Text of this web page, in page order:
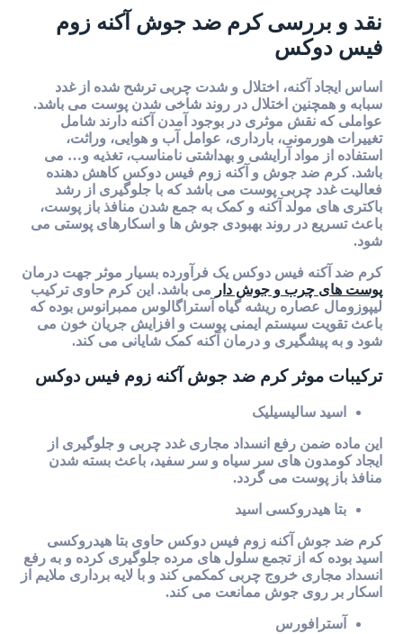
نقد و بررسی کرم ضد جوش آکنه زوم
فیس دوکس
اساس ایجاد آکنه، اختلال و شدت چربی ترشح شده از غدد
سبابه و همچنین اختلال در روند شاخی شدن پوست می باشد.
عواملی که نقش موثری در بوجود آمدن آکنه دارند شامل
تغییرات هورمونی، بارداری، عوامل آب و هوایی، وراثت،
استفاده از مواد آرایشی و بهداشتی نامناسب، تغذیه و… می
باشد. کرم ضد جوش و آکنه زوم فیس دوکس کاهش دهنده
فعالیت غدد چربی پوست می باشد که با جلوگیری از رشد
باکتری های مولد آکنه و کمک به جمع شدن منافذ باز پوست،
باعث تسریع در روند بهبودی جوش ها و اسکارهای پوستی می
شود.
کرم ضد آکنه فیس دوکس یک فرآورده بسیار موثر جهت درمان
پوست های چرب و جوش دار می باشد. این کرم حاوی ترکیب
لیپوزومال عصاره ریشه گیاه آستراگالوس ممبرانوس بوده که
باعث تقویت سیستم ایمنی پوست و افزایش جریان خون می
شود و به پیشگیری و درمان آکنه کمک شایانی می کند.
ترکیبات موثر کرم ضد جوش آکنه زوم فیس دوکس
اسید سالیسیلیک
این ماده ضمن رفع انسداد مجاری غدد چربی و جلوگیری از
ایجاد کومدون های سر سیاه و سر سفید، باعث بسته شدن
منافذ باز پوست می گردد.
بتا هیدروکسی اسید
کرم ضد جوش آکنه زوم فیس دوکس حاوی بتا هیدروکسی
اسید بوده که از تجمع سلول های مرده جلوگیری کرده و به رفع
انسداد مجاری خروج چربی کمکمی کند و با لایه برداری ملایم از
اسکار بر روی جوش ممانعت می کند.
آسترافورس